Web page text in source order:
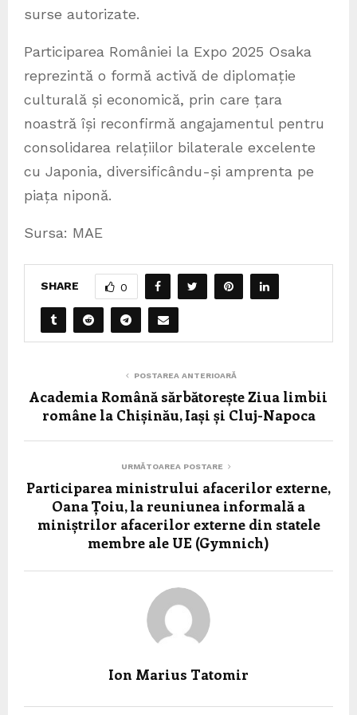
surse autorizate.
Participarea României la Expo 2025 Osaka
reprezintă o formă activă de diplomație
culturală și economică, prin care țara
noastră își reconfirmă angajamentul pentru
consolidarea relațiilor bilaterale excelente
cu Japonia, diversificându-și amprenta pe
piața niponă.
Sursa: MAE
SHARE 0
POSTAREA ANTERIOARĂ
Academia Română sărbătorește Ziua limbii
române la Chișinău, Iași și Cluj-Napoca
URMĂTOAREA POSTARE
Participarea ministrului afacerilor externe,
Oana Țoiu, la reuniunea informală a
miniștrilor afacerilor externe din statele
membre ale UE (Gymnich)
Ion Marius Tatomir